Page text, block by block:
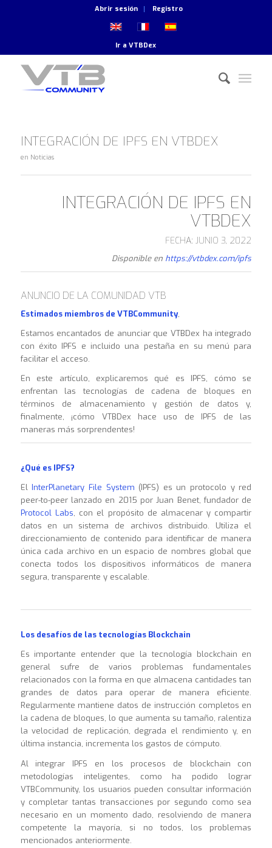
Abrir sesión Registro
Ir aVTBDex
INTEGRACIÓN DE IPFS EN VTBDEX
en Noticias
INTEGRACIÓN DE IPFS EN
VTBDEX
FECHA: JUNIO 3, 2022
Disponible en https://vtbdex.com/ipfs
ANUNCIO DE LA COMUNIDAD VTB
Estimados miembros de VTBCommunity,
Estamos encantados de anunciar que VTBDex ha integrado
con éxito IPFS e incluido una pestaña en su menú para
facilitar el acceso.
En este artículo, explicaremos qué es IPFS, cómo se
enfrentan las tecnologías de cadena de bloques en
términos de almacenamiento y gestión de datos y,
finalmente, ¡cómo VTBDex hace uso de IPFS de las
maneras más sorprendentes!
¿Qué es IPFS?
ElInterPlanetary File System (IPFS) es un protocolo y red
peer-to-peer lanzado en 2015 por Juan Benet, fundador de
Protocol Labs, con el propósito de almacenar y compartir
datos en un sistema de archivos distribuido. Utiliza el
direccionamiento de contenido para identificar de manera
única cada archivo en un espacio de nombres global que
conecta todos los dispositivos informáticos de manera
segura, transparente y escalable.
Los desafíos de las tecnologías Blockchain
Es importante entender que la tecnología blockchain en
general sufre de varios problemas fundamentales
relacionados con la forma en que almacena cantidades tan
grandes de datos para operar de manera eficiente.
Regularmente mantiene datos de instrucción completos en
la cadena de bloques, lo que aumenta su tamaño, ralentiza
la velocidad de replicación, degrada el rendimiento y, en
última instancia, incrementa los gastos de cómputo.
Al integrar IPFS en los procesos de blockchain con
metodologías inteligentes, como ha podido lograr
VTBCommunity, los usuarios pueden consultar información
y completar tantas transacciones por segundo como sea
necesario en un momento dado, resolviendo de manera
competente la mayoría, si no todos, los problemas
mencionados anteriormente.